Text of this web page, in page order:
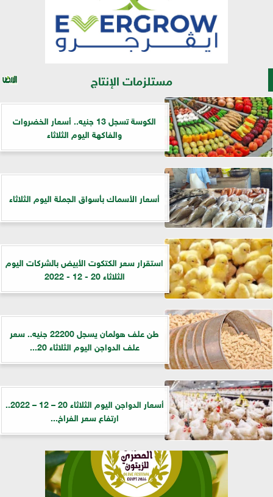
مستلزمات الإنتاج
الكوسة تسجل 13 جنيه.. أسعار الخضروات
والفاكهة اليوم الثلاثاء
أسعار الأسماك بأسواق الجملة اليوم الثلاثاء
استقرار سعر الكتكوت الأبيض بالشركات اليوم
الثلاثاء 20 - 12 - 2022
طن علف هولمان يسجل 22200 جنيه.. سعر
علف الدواجن اليوم الثلاثاء 20...
أسعار الدواجن اليوم الثلاثاء 20 – 12 – 2022..
ارتفاع سعر الفراخ...